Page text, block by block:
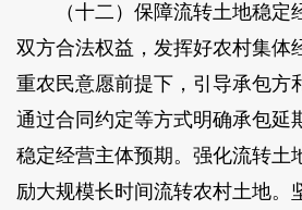
（十二）保障流转土地稳定
双方合法权益，发挥好农村集体
重农民意愿前提下，引导承包方
通过合同约定等方式明确承包延
稳定经营主体预期。强化流转土
励大规模长时间流转农村土地。